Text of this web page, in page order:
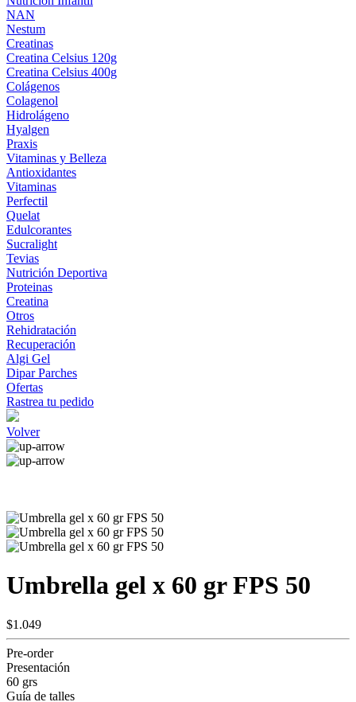
NAN
Nestum
Creatinas
Creatina Celsius 120g
Creatina Celsius 400g
Colágenos
Colagenol
Hidrolágeno
Hyalgen
Praxis
Vitaminas y Belleza
Antioxidantes
Vitaminas
Perfectil
Quelat
Edulcorantes
Sucralight
Tevias
Nutrición Deportiva
Proteinas
Creatina
Otros
Rehidratación
Recuperación
Algi Gel
Dipar Parches
Ofertas
Rastrea tu pedido
Volver
Umbrella gel x 60 gr FPS 50
$1.049
Pre-order
Presentación
60 grs
Guía de talles